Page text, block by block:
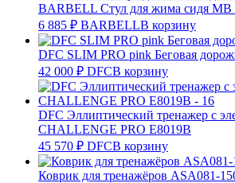
BARBELL Стул для жима сидя MB
6 885 ₽ BARBELLВ корзину
DFC SLIM PRO pink Беговая
42 000 ₽ DFCВ корзину
DFC Эллиптический тренажер с
CHALLENGE PRO E8019В
45 570 ₽ DFCВ корзину
Коврик для тренажёров ASA081-